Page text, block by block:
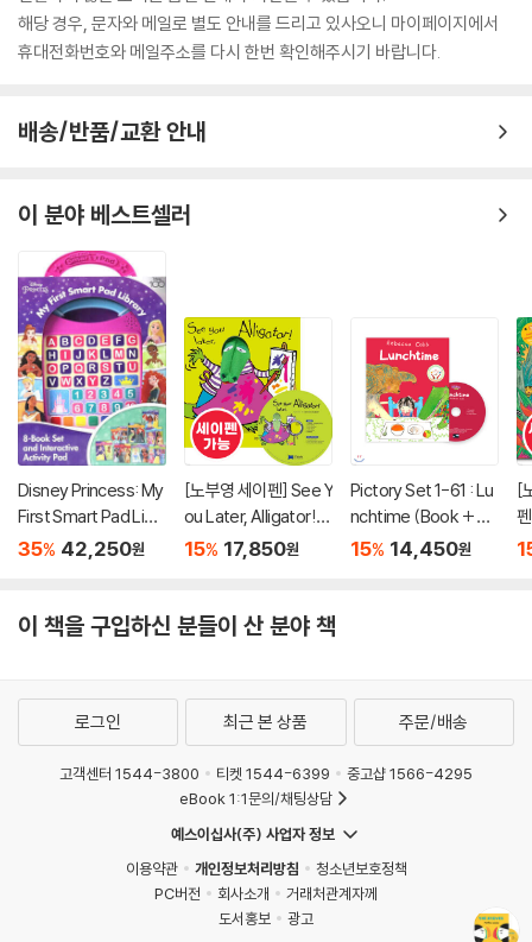
해당 경우, 문자와 메일로 별도 안내를 드리고 있사오니 마이페이지에서
휴대전화번호와 메일주소를 다시 한번 확인해주시기 바랍니다.
배송/반품/교환 안내
이 분야 베스트셀러
Disney Princess: My
First Smart Pad Libr
ary
35% 42,250원
[노부영 세이펜] See Y
ou Later, Alligator!
(원서 & CD)
15% 17,850원
Pictory Set 1-61 : Lu
nchtime (Book + C
D)
15% 14,450원
[
이 책을 구입하신 분들이 산 분야 책
로그인 최근 본 상품 주문/배송
고객센터 1544-3800 티켓 1544-6399
중고샵 1566-4295
eBook 1:1문의/채팅상담
예스이십사(주) 사업자 정보
이용약관
개인정보처리방침
청소년보호정책
PC버전
회사소개
거래처관계자께
도서홍보
광고